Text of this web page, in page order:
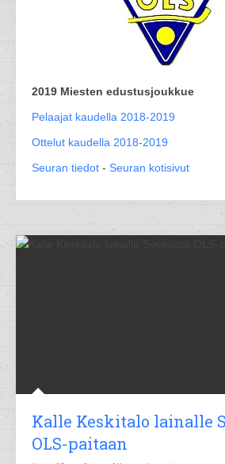
2019 Miesten edustusjoukkue
Pelaajat kaudella 2018-2019
Ottelut kaudella 2018-2019
Seuran tiedot - Seuran kotisivut
Kalle Keskitalo lainalle
OLS-paitaan